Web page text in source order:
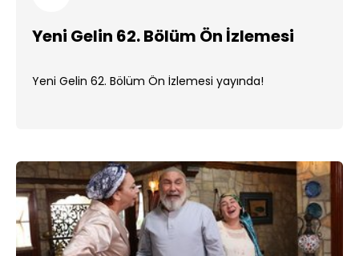
Yeni Gelin 62. Bölüm Ön İzlemesi
Yeni Gelin 62. Bölüm Ön İzlemesi yayında!